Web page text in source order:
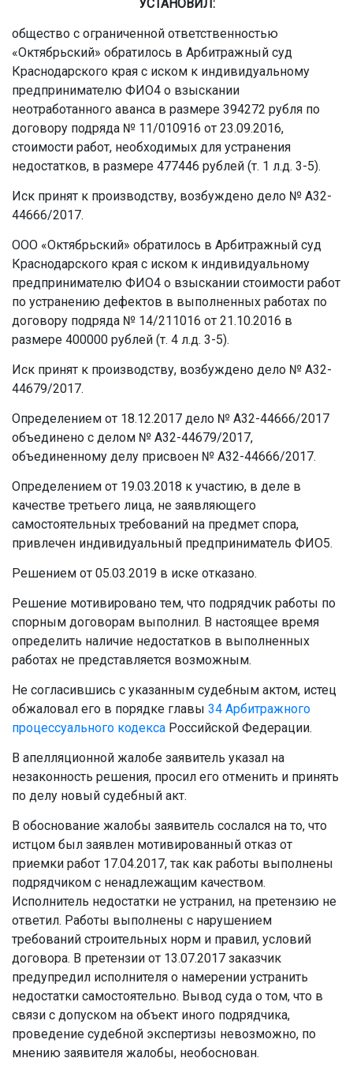
УСТАНОВИЛ:
общество с ограниченной ответственностью
«Октябрьский» обратилось в Арбитражный суд
Краснодарского края с иском к индивидуальному
предпринимателю ФИО4 о взыскании
неотработанного аванса в размере 394272 рубля по
договору подряда № 11/010916 от 23.09.2016,
стоимости работ, необходимых для устранения
недостатков, в размере 477446 рублей (т. 1 л.д. 3-5).
Иск принят к производству, возбуждено дело № А32-
44666/2017.
ООО «Октябрьский» обратилось в Арбитражный суд
Краснодарского края с иском к индивидуальному
предпринимателю ФИО4 о взыскании стоимости работ
по устранению дефектов в выполненных работах по
договору подряда № 14/211016 от 21.10.2016 в
размере 400000 рублей (т. 4 л.д. 3-5).
Иск принят к производству, возбуждено дело № А32-
44679/2017.
Определением от 18.12.2017 дело № А32-44666/2017
объединено с делом № А32-44679/2017,
объединенному делу присвоен № А32-44666/2017.
Определением от 19.03.2018 к участию, в деле в
качестве третьего лица, не заявляющего
самостоятельных требований на предмет спора,
привлечен индивидуальный предприниматель ФИО5.
Решением от 05.03.2019 в иске отказано.
Решение мотивировано тем, что подрядчик работы по
спорным договорам выполнил. В настоящее время
определить наличие недостатков в выполненных
работах не представляется возможным.
Не согласившись с указанным судебным актом, истец
обжаловал его в порядке главы 34 Арбитражного
процессуального кодекса Российской Федерации.
В апелляционной жалобе заявитель указал на
незаконность решения, просил его отменить и принять
по делу новый судебный акт.
В обоснование жалобы заявитель сослался на то, что
истцом был заявлен мотивированный отказ от
приемки работ 17.04.2017, так как работы выполнены
подрядчиком с ненадлежащим качеством.
Исполнитель недостатки не устранил, на претензию не
ответил. Работы выполнены с нарушением
требований строительных норм и правил, условий
договора. В претензии от 13.07.2017 заказчик
предупредил исполнителя о намерении устранить
недостатки самостоятельно. Вывод суда о том, что в
связи с допуском на объект иного подрядчика,
проведение судебной экспертизы невозможно, по
мнению заявителя жалобы, необоснован.